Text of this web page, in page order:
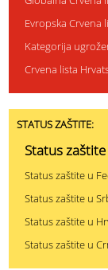
Evropska Crvena
Kategorija
Crvena lista
STATUS ZAŠTITE:
Status zaštite
Status zaštite u
Status zaštite u
Status zaštite u
Status zaštite u